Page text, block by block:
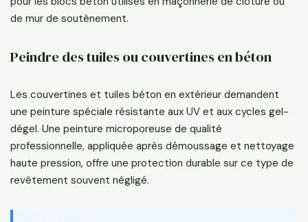
de mur de soutènement.
Peindre des tuiles ou couvertines en béton
Les couvertines et tuiles béton en extérieur demandent
une peinture spéciale résistante aux UV et aux cycles gel-
dégel. Une peinture microporeuse de qualité
professionnelle, appliquée après démoussage et nettoyage
haute pression, offre une protection durable sur ce type de
revêtement souvent négligé.